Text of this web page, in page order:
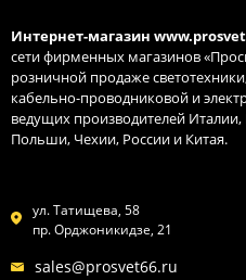
Интернет-магазин
сети фирменных магазинов
розничной продаже
кабельно-проводниковой и
ведущих производителей
Польши, Чехии, России и Китая.
ул. Татищева, 58
пр. Орджоникидзе, 21
sales@prosvet66.ru